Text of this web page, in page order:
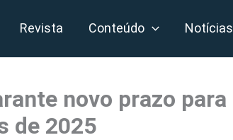
Revista Conteúdo Notícias
novo prazo para
de 2025